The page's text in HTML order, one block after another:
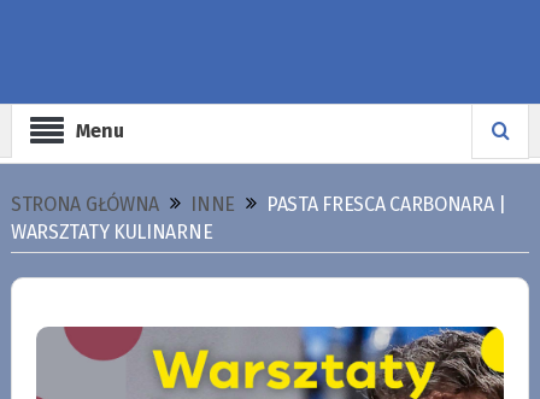
Menu
STRONA GŁÓWNA INNE
PASTA FRESCA CARBONARA |
WARSZTATY KULINARNE